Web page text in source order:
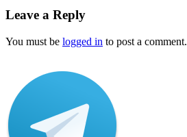
Leave a Reply
You must be logged in to post a comment.